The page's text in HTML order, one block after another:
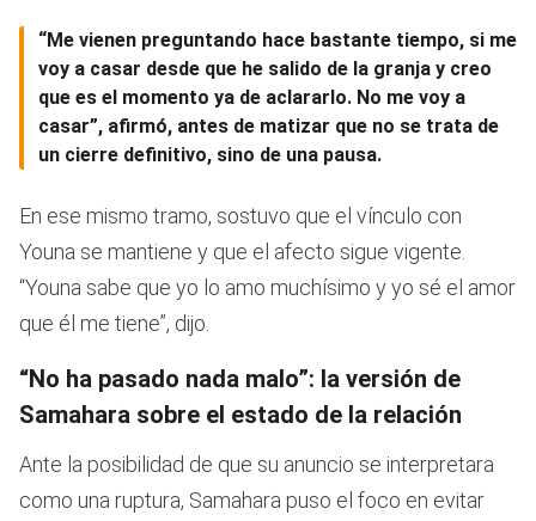
“Me vienen preguntando hace bastante tiempo, si me
voy a casar desde que he salido de la granja y creo
que es el momento ya de aclararlo. No me voy a
casar”, afirmó, antes de matizar que no se trata de
un cierre definitivo, sino de una pausa.
En ese mismo tramo, sostuvo que el vínculo con
Youna se mantiene y que el afecto sigue vigente.
“Youna sabe que yo lo amo muchísimo y yo sé el amor
que él me tiene”, dijo.
“No ha pasado nada malo”: la versión de
Samahara sobre el estado de la relación
Ante la posibilidad de que su anuncio se interpretara
como una ruptura, Samahara puso el foco en evitar